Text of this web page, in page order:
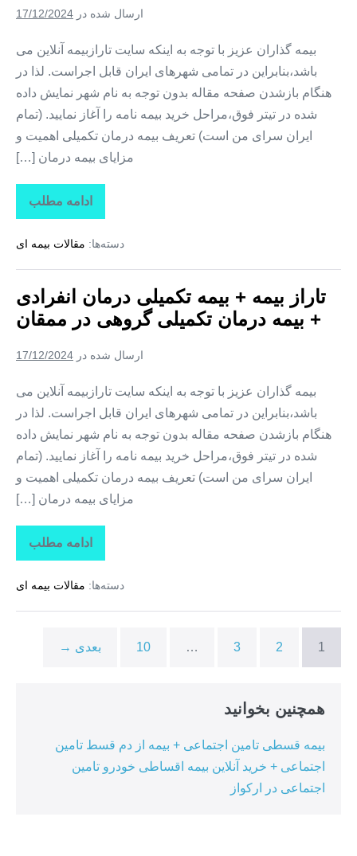
وایقان
ارسال شده در 17/12/2024
بیمه گذاران عزیز با توجه به اینکه سایت تارازبیمه آنلاین می
باشد،بنابراین در تمامی شهرهای ایران قابل اجراست. لذا در
هنگام بازشدن صفحه مقاله بدون توجه به نام شهر نمایش داده
شده در تیتر فوق،مراحل خرید بیمه نامه را آغاز نمایید. (تمام
ایران سرای من است) تعریف بیمه درمان تکمیلی اهمیت و
مزایای بیمه درمان […]
ادامه مطلب
تاراز
بیمه
بیمه
درمان
+
بیمه
درمان
در
دسته‌ها: مقالات بیمه ای
تاراز بیمه + بیمه تکمیلی درمان انفرادی
+ بیمه درمان تکمیلی گروهی در ممقان
ارسال شده در 17/12/2024
بیمه گذاران عزیز با توجه به اینکه سایت تارازبیمه آنلاین می
باشد،بنابراین در تمامی شهرهای ایران قابل اجراست. لذا در
هنگام بازشدن صفحه مقاله بدون توجه به نام شهر نمایش داده
شده در تیتر فوق،مراحل خرید بیمه نامه را آغاز نمایید. (تمام
ایران سرای من است) تعریف بیمه درمان تکمیلی اهمیت و
مزایای بیمه درمان […]
ادامه مطلب
تاراز
بیمه
بیمه
درمان
بیمه
دسته‌ها: مقالات بیمه ای
1
2
3
…
10 بعدی →
همچنین بخوانید
بیمه قسطی تامین اجتماعی + بیمه از دم قسط تامین
اجتماعی + خرید آنلاین بیمه اقساطی خودرو تامین
اجتماعی در ارکواز